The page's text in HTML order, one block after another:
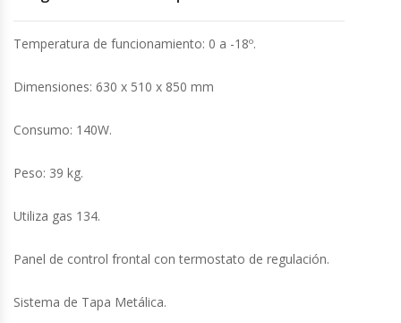
Congeladores Verticales
Coolers / Visicoolers
Cortadoras De Fiambre
Cortadoras De Huesos
Cutters
Dispensadores De Salsas
Embutidoras
Temperatura de funcionamiento: 0 a -18º.
Dimensiones: 630 x 510 x 850 mm
Consumo: 140W.
Peso: 39 kg.
Utiliza gas 134.
Panel de control frontal con termostato de regulación.
Sistema de Tapa Metálica.